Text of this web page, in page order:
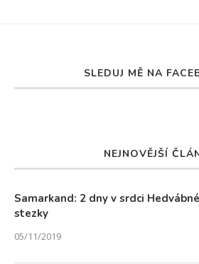
SLEDUJ MĚ NA
NEJNOVĚJŠÍ
Samarkand: 2 dny v srdci Hedvábné
stezky
05/11/2019